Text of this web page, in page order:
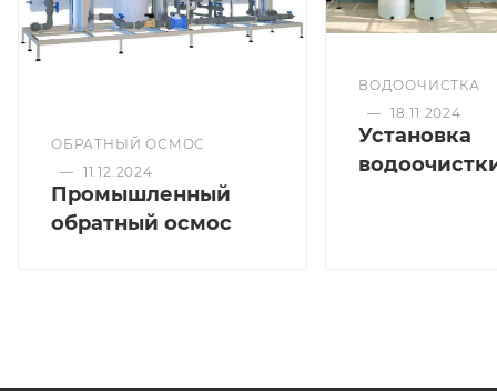
ОБРАТНЫЙ ОСМОС
— 11.12.2024
Промышленный
обратный осмос
ВОДООЧИСТКА
— 18.11.2024
Установка